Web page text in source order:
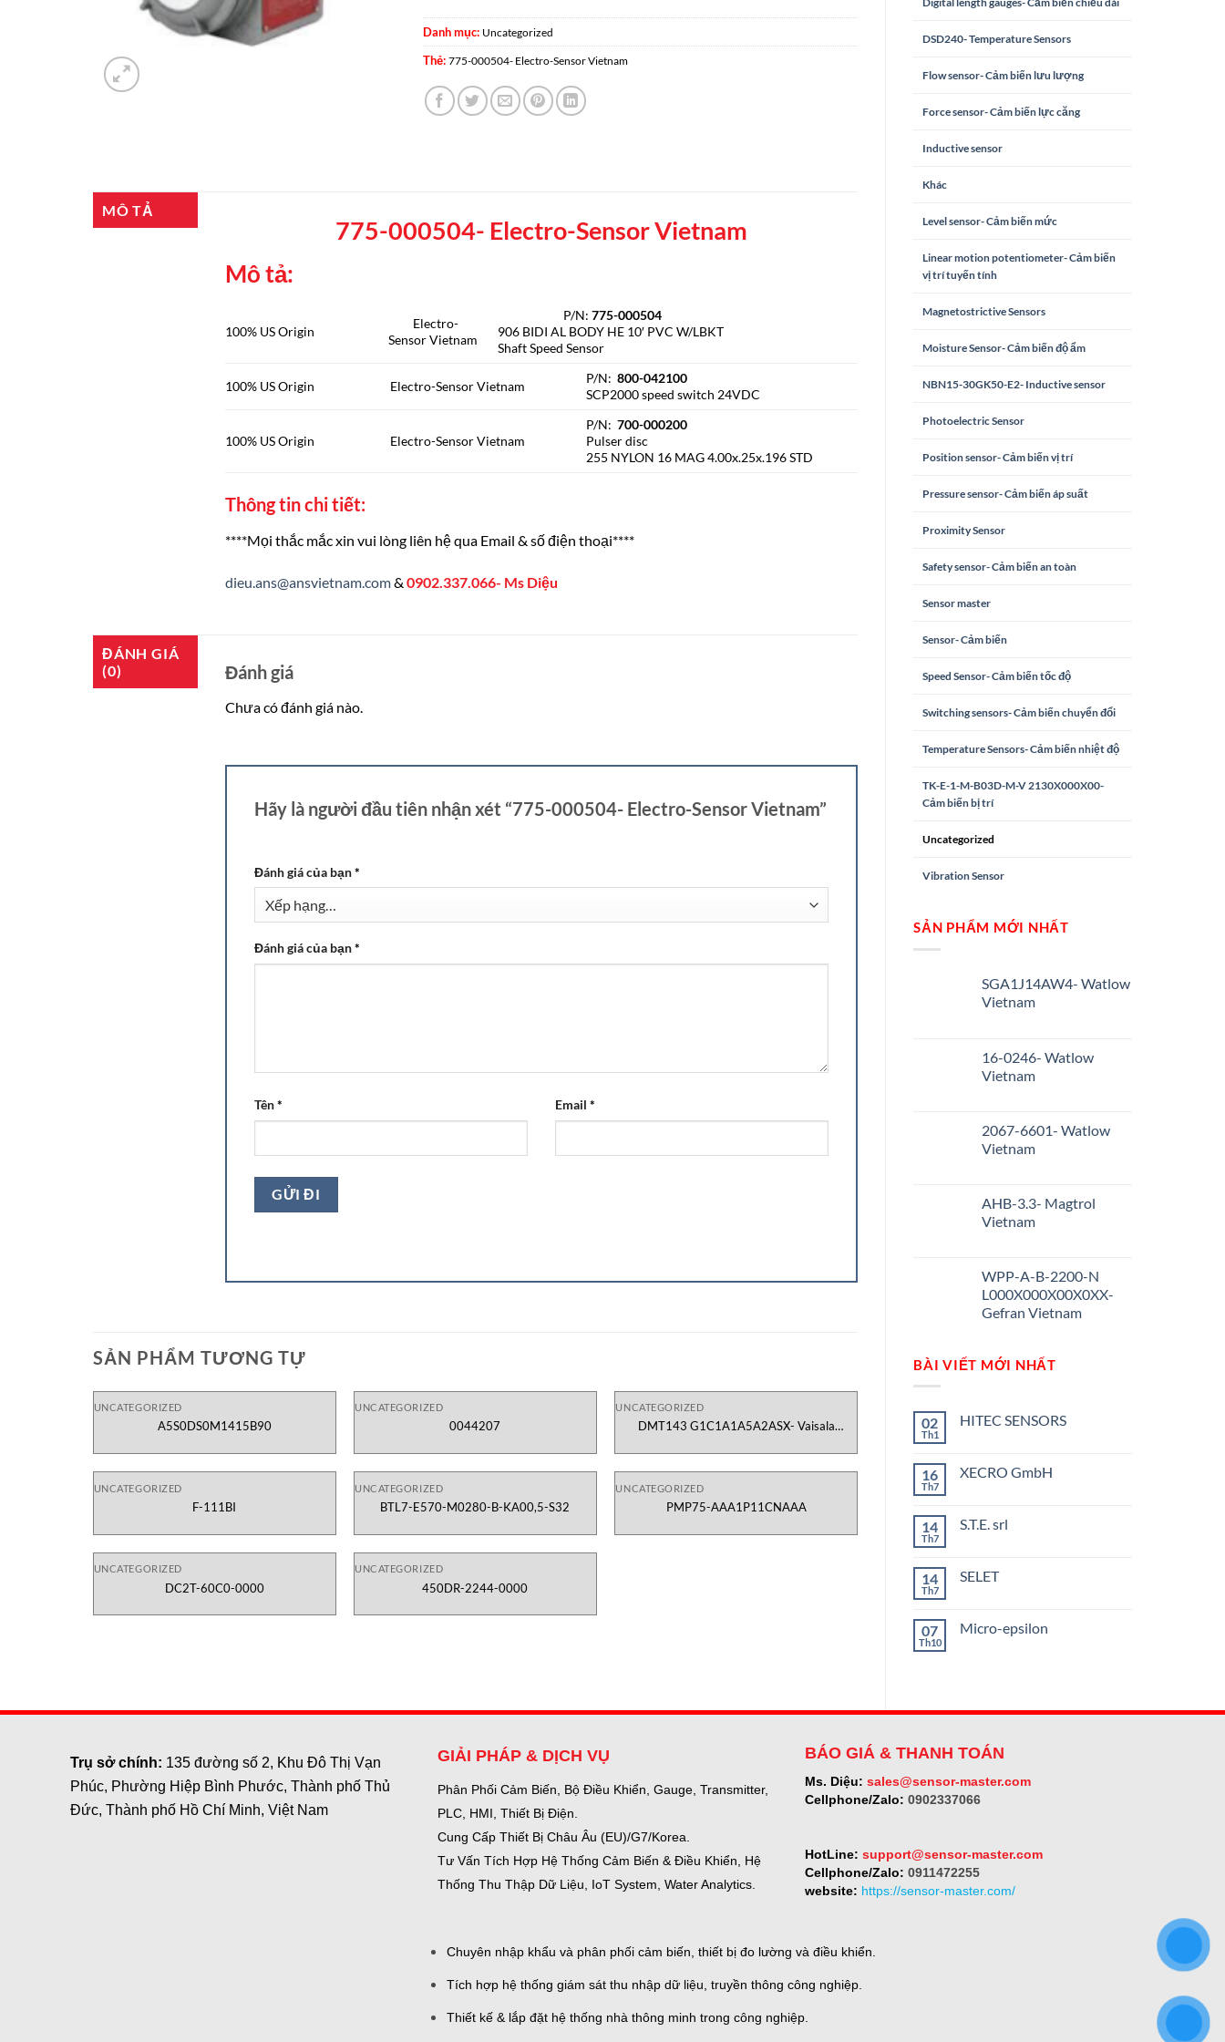
DSD240- Temperature Sensors
Flow sensor- Cảm biến lưu lượng
Force sensor- Cảm biến lực căng
Inductive sensor
Khác
Level sensor- Cảm biến mức
Linear motion potentiometer- Cảm biến
vị trí tuyến tính
Magnetostrictive Sensors
Moisture Sensor- Cảm biến độ ẩm
NBN15-30GK50-E2- Inductive sensor
Photoelectric Sensor
Position sensor- Cảm biến vị trí
Pressure sensor- Cảm biến áp suất
Proximity Sensor
Safety sensor- Cảm biến an toàn
Sensor master
Sensor- Cảm biến
Speed Sensor- Cảm biến tốc độ
Switching sensors- Cảm biến chuyển đổi
Temperature Sensors- Cảm biến nhiệt độ
TK-E-1-M-B03D-M-V 2130X000X00-
Cảm biến bị trí
Uncategorized
Vibration Sensor
SẢN PHẨM MỚI NHẤT
SGA1J14AW4- Watlow
Vietnam
16-0246- Watlow
Vietnam
2067-6601- Watlow
Vietnam
AHB-3.3- Magtrol
Vietnam
WPP-A-B-2200-N
L000X000X00X0XX-
Gefran Vietnam
BÀI VIẾT MỚI NHẤT
02
Th1
HITEC SENSORS
luận
16
Th7
XECRO GmbH
luận
14
Th7
S.T.E. srl
luận
14
Th7
SELET
luận
07
Th10
Micro-epsilon
epsilon
Danh mục: Uncategorized
Thẻ:775-000504- Electro-Sensor Vietnam
MÔ TẢ
775-000504- Electro-Sensor Vietnam
Mô tả:
100% US Origin
Electro-
Sensor Vietnam
P/N:775-000504
906 BIDI AL BODY HE 10′ PVC W/LBKT
Shaft Speed Sensor
100% US Origin Electro-Sensor Vietnam
P/N:800-042100
SCP2000 speed switch 24VDC
100% US Origin Electro-Sensor Vietnam
P/N:700-000200
Pulser disc
255 NYLON 16 MAG 4.00x.25x.196 STD
Thông tin chi tiết:
****Mọi thắc mắc xin vui lòng liên hệ qua Email & số điện thoại****
dieu.ans@ansvietnam.com& 0902.337.066- Ms Diệu
ĐÁNH GIÁ
(0)
Đánh giá
Chưa có đánh giá nào.
Hãy là người đầu tiên nhận xét “775-000504- Electro-Sensor Vietnam”
Đánh giá của bạn*
Đánh giá của bạn*
Tên* Email *
SẢN PHẨM TƯƠNG TỰ
UNCATEGORIZED
A5S0DS0M1415B90
UNCATEGORIZED
0044207
UNCATEGORIZED
DMT143 G1C1A1A5A2ASX- Vaisala
UNCATEGORIZED
F-111BI
UNCATEGORIZED
BTL7-E570-M0280-B-KA00,5-S32
UNCATEGORIZED
PMP75-AAA1P11CNAAA
UNCATEGORIZED
DC2T-60C0-0000
UNCATEGORIZED
450DR-2244-0000
Trụ sở chính: 135 đường số 2, Khu Đô Thị Vạn
Phúc, Phường Hiệp Bình Phước, Thành phố Thủ
Đức, Thành phố Hồ Chí Minh, Việt Nam
GIẢI PHÁP & DỊCH VỤ
Phân Phối Cảm Biến, Bộ Điều Khiển, Gauge, Transmitter,
PLC, HMI, Thiết Bị Điện.
Cung Cấp Thiết Bị Châu Âu (EU)/G7/Korea.
Tư Vấn Tích Hợp Hệ Thống Cảm Biến & Điều Khiển, Hệ
Thống Thu Thập Dữ Liệu, IoT System, Water Analytics.
BÁO GIÁ & THANH TOÁN
Ms. Diệu: sales@sensor-master.com
Cellphone/Zalo: 0902337066
HotLine: support@sensor-master.com
Cellphone/Zalo: 0911472255
website: https://sensor-master.com/
Chuyên nhập khẩu và phân phối cảm biến, thiết bị đo lường và điều khiển.
Tích hợp hệ thống giám sát thu nhập dữ liệu, truyền thông công nghiệp.
Thiết kế & lắp đặt hệ thống nhà thông minh trong công nghiệp.